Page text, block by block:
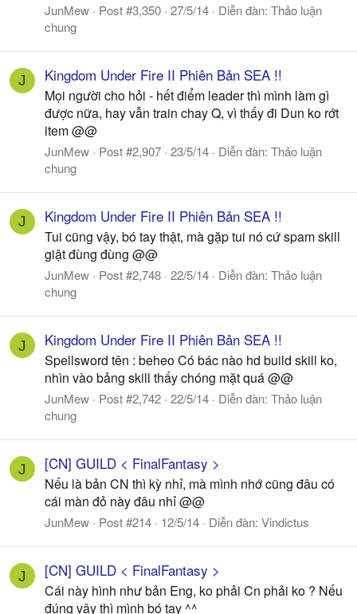
JunMew Post #3,350 27/5/14 Diễn đàn: Thảo luận
chung
J Kingdom Under Fire II Phiên Bản SEA !!
Mọi người cho hỏi - hết điểm leader thì mình làm gì
được nữa, hay vẫn train chay Q, vì thấy đi Dun ko rớt
item @@
JunMew Post #2,907 23/5/14 Diễn đàn: Thảo luận
chung
J Kingdom Under Fire II Phiên Bản SEA !!
Tui cũng vậy, bó tay thật, mà gặp tui nó cứ spam skill
giật đùng đùng @@
JunMew Post #2,748 22/5/14 Diễn đàn: Thảo luận
chung
J Kingdom Under Fire II Phiên Bản SEA !!
Spellsword tên : beheo Có bác nào hd build skill ko,
nhìn vào bảng skill thấy chóng mặt quá @@
JunMew Post #2,742 22/5/14 Diễn đàn: Thảo luận
chung
J [CN] GUILD < FinalFantasy >
Nếu là bản CN thì kỳ nhỉ, mà mình nhớ cũng đâu có
cái màn đỏ này đâu nhỉ @@
JunMew Post #214 12/5/14 Diễn đàn: Vindictus
J [CN] GUILD < FinalFantasy >
Cái này hình như bản Eng, ko phải Cn phải ko ? Nếu
đúng vậy thì mình bó tay ^^